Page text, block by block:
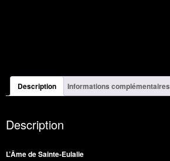
Description Informations complémentaires
Description
L’Âme de Sainte-Eulalie